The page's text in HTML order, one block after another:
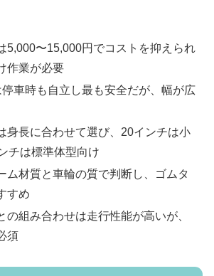
5,000〜15,000円でコストを抑えられ
作業が必要
車時も自立し最も安全だが、幅が広
身長に合わせて選び、20インチは小
チは標準体型向け
ム材質と車輪の質で判断し、ゴムタ
すめ
の組み合わせは走行性能が高いが、
須